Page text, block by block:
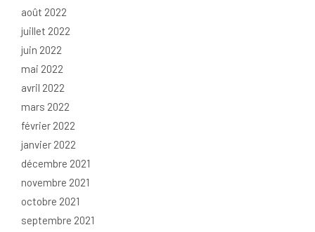
août 2022
juillet 2022
juin 2022
mai 2022
avril 2022
mars 2022
février 2022
janvier 2022
décembre 2021
novembre 2021
octobre 2021
septembre 2021